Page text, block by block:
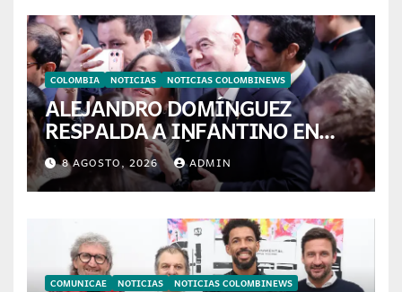
COLOMBIA NOTICIAS NOTICIAS COLOMBINEWS
ALEJANDRO DOMÍNGUEZ
RESPALDA A INFANTINO EN
CALI: «ES EL LÍDER DE LA
TRANSFORMACIÓN DEL
FÚTBOL»
8 AGOSTO, 2026 ADMIN
COMUNICAE NOTICIAS NOTICIAS COLOMBINEWS